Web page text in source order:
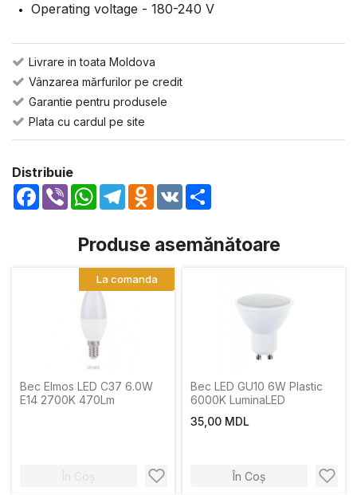
Operating voltage - 180-240 V
Livrare in toata Moldova
Vânzarea mărfurilor pe credit
Garantie pentru produsele
Plata cu cardul pe site
Distribuie
Facebook
Viber WhatsApp
TelegramOdnoklassniki
VK
Produse asemănătoare
Bec Elmos LED C37 6.0W
E14 2700K 470Lm
În Coș
La comanda
Bec LED GU10 6W Plastic
6000K LuminaLED
35,00 MDL
În Coș